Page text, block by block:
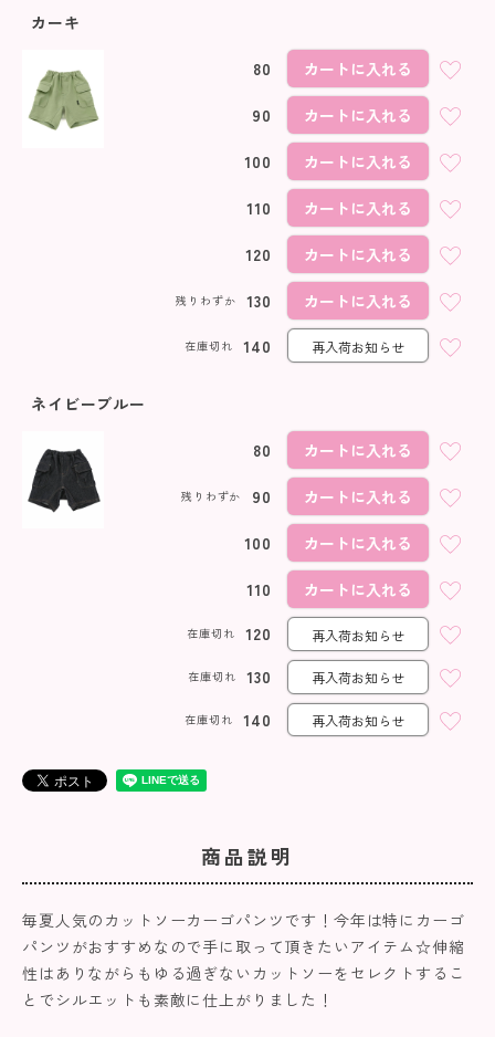
カーキ
80 カートに入れる
90 カートに入れる
100 カートに入れる
110 カートに入れる
120 カートに入れる
130
残りわずか カートに入れる
140
在庫切れ 再入荷お知らせ
ネイビーブルー
80 カートに入れる
90
残りわずか カートに入れる
100 カートに入れる
110 カートに入れる
120
在庫切れ 再入荷お知らせ
130
在庫切れ 再入荷お知らせ
140
在庫切れ 再入荷お知らせ
商品説明
毎夏人気のカットソーカーゴパンツです！今年は特にカーゴ
パンツがおすすめなので手に取って頂きたいアイテム☆伸縮
性はありながらもゆる過ぎないカットソーをセレクトするこ
とでシルエットも素敵に仕上がりました！